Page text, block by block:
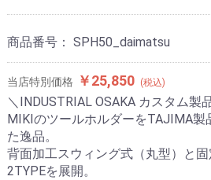
商品番号： SPH50_daimatsu
当店特別価格 ￥25,850 (税込)
＼INDUSTRIAL OSAKA カスタム製
MIKIのツールホルダーをTAJIMA製
た逸品。
背面加工スウィング式（丸型）と
2TYPEを展開。